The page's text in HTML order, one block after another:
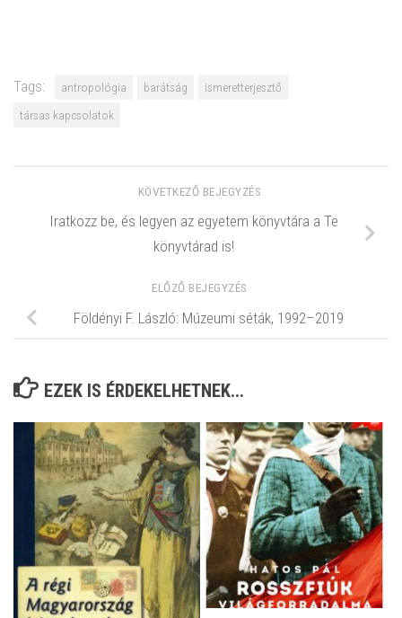
Tags: antropológia barátság
ismeretterjesztő
társas kapcsolatok
KÖVETKEZŐ BEJEGYZÉS
Iratkozz be, és legyen az egyetem könyvtára a Te
könyvtárad is!
ELŐZŐ BEJEGYZÉS
Földényi F. László: Múzeumi séták, 1992–2019
EZEK IS ÉRDEKELHETNEK...